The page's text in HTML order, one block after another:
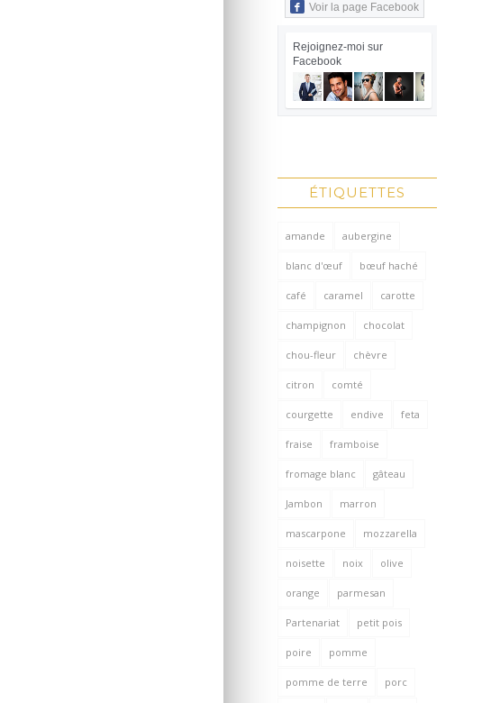
Voir la page Facebook
Rejoignez-moi sur
Facebook
ÉTIQUETTES
amande aubergine
blanc d'œuf bœuf haché
café caramel carotte
champignon chocolat
chou-fleur chèvre
citron comté
courgette endive feta
fraise framboise
fromage blanc gâteau
Jambon marron
mascarpone mozzarella
noisette noix olive
orange parmesan
Partenariat petit pois
poire pomme
pomme de terre porc